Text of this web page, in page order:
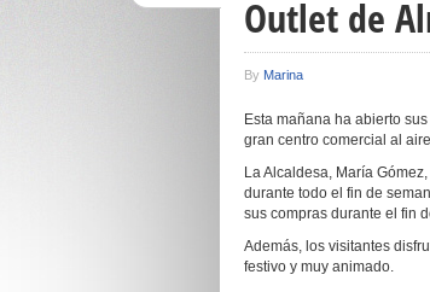
Outlet de
By Marina
Esta mañana ha abierto
gran centro comercial al
La Alcaldesa, María
durante todo el fin de
sus compras durante el fin
Además, los visitantes
festivo y muy animado.